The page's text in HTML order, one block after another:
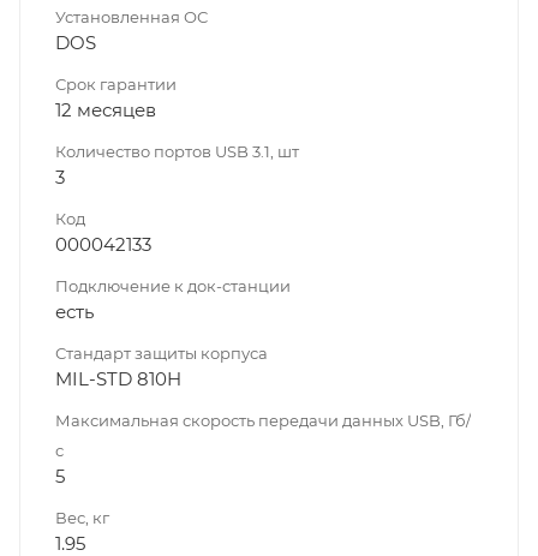
Установленная ОС
DOS
Срок гарантии
12 месяцев
Количество портов USB 3.1, шт
3
Код
000042133
Подключение к док-станции
есть
Стандарт защиты корпуса
MIL-STD 810H
Максимальная скорость передачи данных USB, Гб/
с
5
Вес, кг
1.95